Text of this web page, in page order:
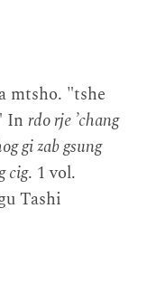
mtsho. "tshe
In rdo rje ʼchang
gi zab gsung
cig. 1 vol.
Tashi